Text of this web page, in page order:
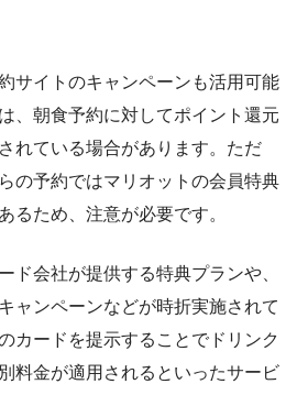
サイトのキャンペーンも活用可能
、朝食予約に対してポイント還元
れている場合があります。ただ
の予約ではマリオットの会員特典
るため、注意が必要です。
ド会社が提供する特典プランや、
ャンペーンなどが時折実施されて
カードを提示することでドリンク
料金が適用されるといったサービ